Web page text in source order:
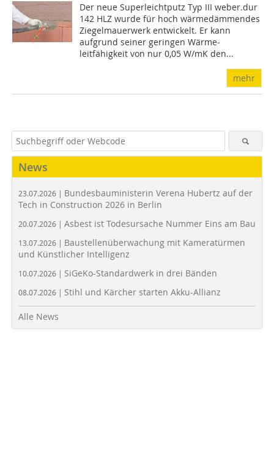
Der neue Superleichtputz Typ III weber.dur
142 HLZ wurde für hoch wärme­däm­men­des
Ziegelmauerwerk entwickelt. Er kann
aufgrund seiner geringen Wär­me­
leitfähigkeit von nur 0,05 W/mK den...
mehr
News
23.07.2026 | Bundesbauministerin Verena Hubertz auf der
Tech in Construction 2026 in Berlin
20.07.2026 | Asbest ist Todesursache Nummer Eins am Bau
13.07.2026 | Baustellenüberwachung mit Kameratürmen
und Künstlicher Intelligenz
10.07.2026 | SiGeKo-Standardwerk in drei Bänden
08.07.2026 | Stihl und Kärcher starten Akku-Allianz
Alle News